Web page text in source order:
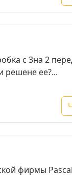
с 3на 2
решене ее?...
фирмы